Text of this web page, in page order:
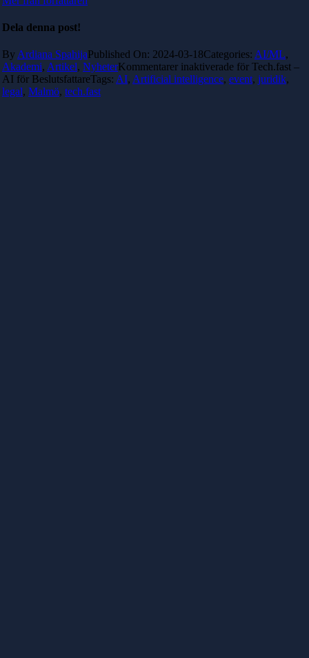
Dela denna post!
By Ardiana SpahijaPublished On: 2024-03-18Categories: AI/ML,
Akademi, Artikel, NyheterKommentarer inaktiverade för Tech.fast –
AI för BeslutsfattareTags: AI, Artificial intelligence, event, juridik,
legal, Malmö, tech.fast